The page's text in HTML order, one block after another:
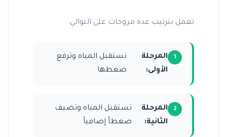
تعمل بترتيب عدة مروحات على التوالي:
المرحلة
الأولى:
تستقبل المياه وترفع
ضغطها
المرحلة
الثانية:
تستقبل المياه وتضيف
ضغطاً إضافياً